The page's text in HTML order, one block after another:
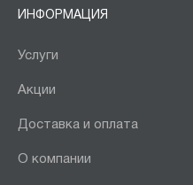
ИНФОРМАЦИЯ
Услуги
Акции
Доставка и оплата
О компании